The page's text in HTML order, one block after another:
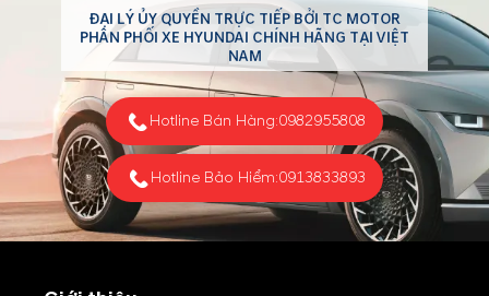
ĐẠI LÝ ỦY QUYỀN TRỰC TIẾP BỞI TC MOTOR
PHÂN PHỐI XE HYUNDAI CHÍNH HÃNG TẠI VIỆT
NAM
Hotline Bán Hàng:0982955808
Hotline Bảo Hiểm:0913833893